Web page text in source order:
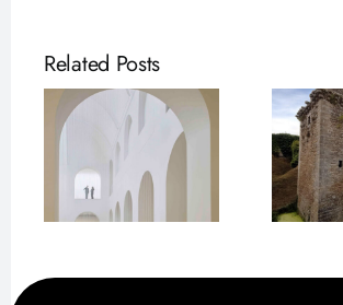
Related Posts
Blaubarts
Schloss